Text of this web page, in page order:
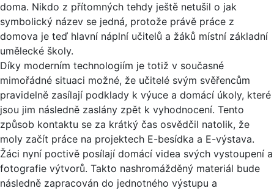
doma. Nikdo z přítomných tehdy ještě netušil o jak
symbolický název se jedná, protože právě práce z
domova je teď hlavní náplní učitelů a žáků místní základní
umělecké školy.
Díky moderním technologiím je totiž v současné
mimořádné situaci možné, že učitelé svým svěřencům
pravidelně zasílají podklady k výuce a domácí úkoly, které
jsou jim následně zaslány zpět k vyhodnocení. Tento
způsob kontaktu se za krátký čas osvědčil natolik, že
moly začít práce na projektech E-besídka a E-výstava.
Žáci nyní poctivě posílají domácí videa svých vystoupení a
fotografie výtvorů. Takto nashromážděný materiál bude
následně zapracován do jednotného výstupu a